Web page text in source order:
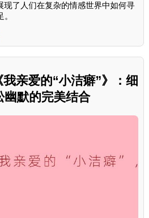
现了人们在复杂的情感世界中如何寻
亲爱的“小洁癖”》：细
幽默的完美结合